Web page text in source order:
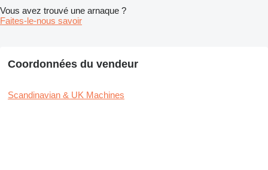
Vous avez trouvé une arnaque ?
Faites-le-nous savoir
Coordonnées du vendeur
Scandinavian & UK Machines